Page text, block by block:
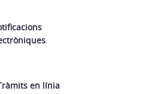
en línia